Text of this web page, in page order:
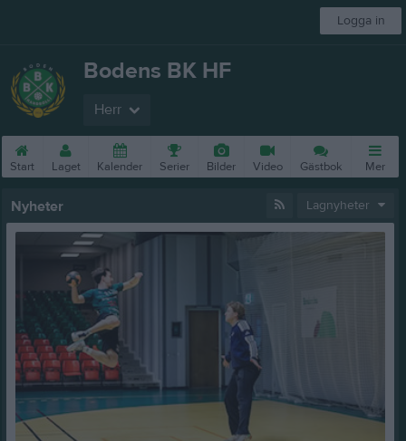
Logga in
Bodens BK HF
Herr
Start Laget Kalender Serier Bilder Video Gästbok Mer
Nyheter Lagnyheter